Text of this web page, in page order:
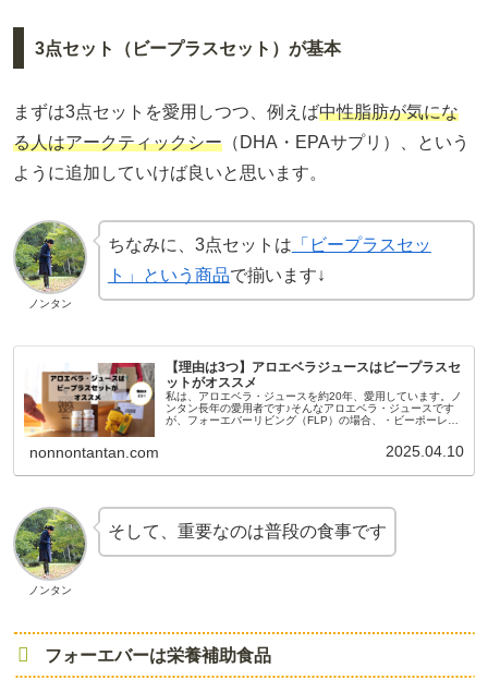
3点セット（ビープラスセット）が基本
まずは3点セットを愛用しつつ、例えば中性脂肪が気にな
る人はアークティックシー （DHA・EPAサプリ）、という
ように追加していけば良いと思います。
ノンタン
ちなみに、3点セットは 「ビープラスセッ
ト」という商品で揃います↓
【理由は3つ】アロエベラジュースはビープラスセ
ットがオススメ
私は、アロエベラ・ジュースを約20年、愛用しています。ノ
ンタン長年の愛用者です♪そんなアロエベラ・ジュースです
が、フォーエバーリビング（FLP）の場合、・ビーポーレ
nonnontantan.com 2025.04.10
ノンタン
そして、重要なのは普段の食事です
フォーエバーは栄養補助食品